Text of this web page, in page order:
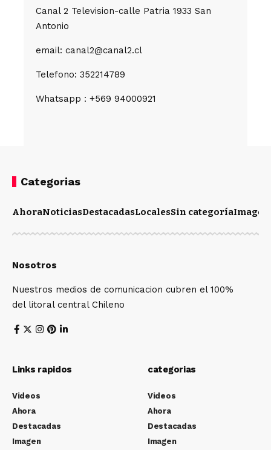
Canal 2 Television-calle Patria 1933 San
Antonio
email: canal2@canal2.cl
Telefono: 352214789
Whatsapp : +569 94000921
Categorias
AhoraNoticiasDestacadasLocalesSin categoríaImagen
Nosotros
Nuestros medios de comunicacion cubren el 100%
del litoral central Chileno
Links rapidos
Videos
Ahora
Destacadas
Imagen
categorias
Videos
Ahora
Destacadas
Imagen